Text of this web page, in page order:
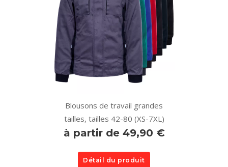
Blousons de travail grandes
tailles, tailles 42-80 (XS-7XL)
à partir de 49,90 €
Détail du produit